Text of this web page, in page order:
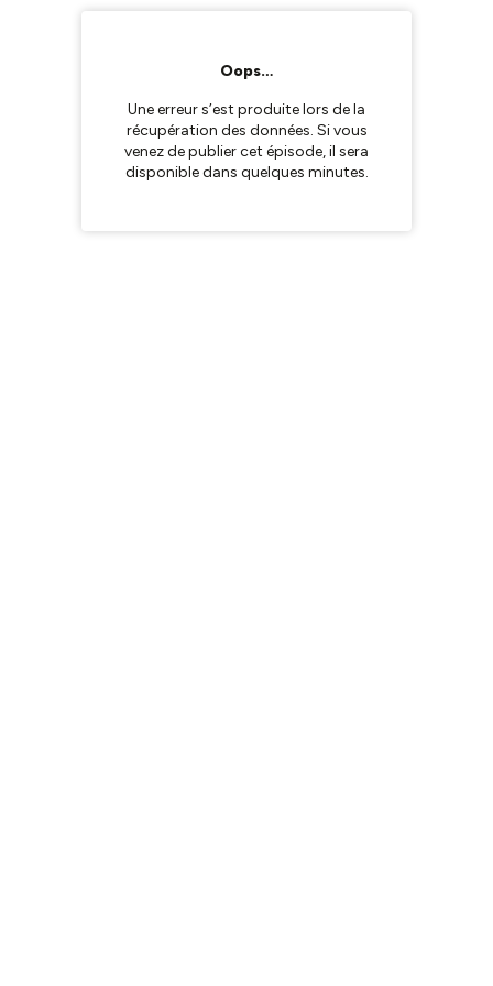
Oops…
Une erreur s’est produite lors de la
récupération des données. Si vous
venez de publier cet épisode, il sera
disponible dans quelques minutes.